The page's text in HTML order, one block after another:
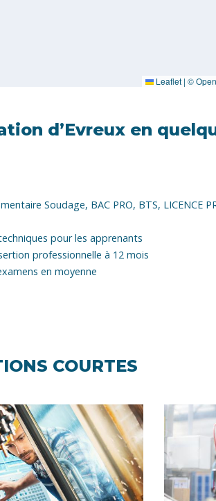
Leaflet | ©
d’Evreux en
Soudage, BAC PRO, BTS, LICENCE
pour les apprenants
professionnelle à 12 mois
en moyenne
COURTES